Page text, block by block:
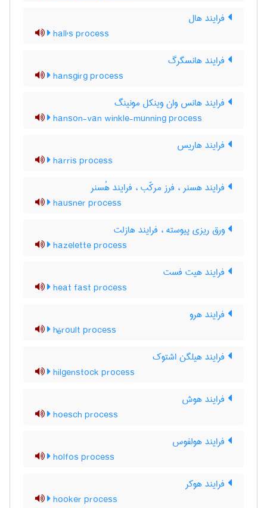
فرایند هال
hall's process
فرایند هانسگرگ
hansgirg process
فرایند هانس وان وینکل مونینگ
hanson-van winkle-munning process
فرایند هاریس
harris process
فرایند هسنر ، فرز مرکّب ، فرایند هُسنر
hausner process
ورق ریزی پیوسته ، فرایند هازلت
hazelette process
فرایند هیت فست
heat fast process
فرایند هرو
héroult process
فرایند هیلگن اشتوک
hilgenstock process
فرایند هوش
hoesch process
فرایند هولفوس
holfos process
فرایند هوکر
hooker process